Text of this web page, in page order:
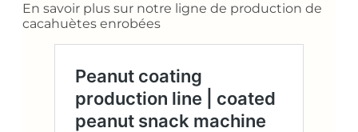
En savoir plus sur notre ligne de production de
cacahuètes enrobées